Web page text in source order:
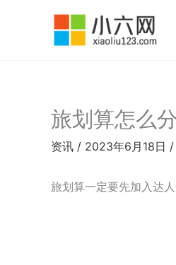
旅划算怎么
资讯 / 2023年6月18日 /
旅划算一定要先加入达